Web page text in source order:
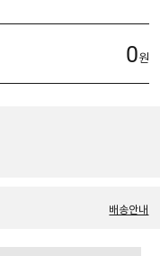
0원
배송안내